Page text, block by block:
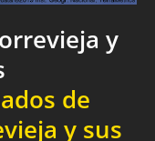
y
de
y sus